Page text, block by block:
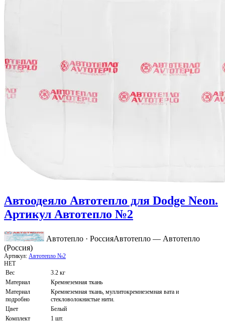
Автоодеяло Автотепло для Dodge Neon.
Артикул Автотепло №2
Автотепло · РоссияАвтотепло — Автотепло
(Россия)
Артикул: Автотепло №2
НЕТ
Вес
3.2 кг
Материал
Кремнеземная ткань
Материал
подробно
Кремнеземная ткань, муллитокремнеземная вата и
стекловолокнистые нити.
Цвет
Белый
Комплект
1 шт.